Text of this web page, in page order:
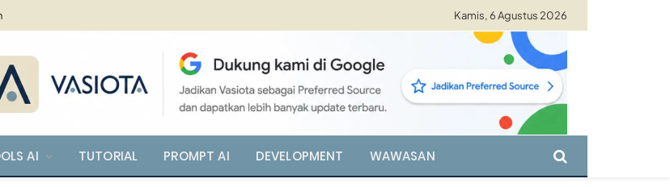
Kamis, 6 Agustus 2026
AI TUTORIAL PROMPT AI DEVELOPMENT WAWASAN